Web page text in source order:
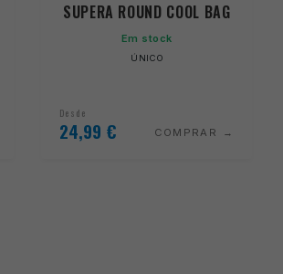
SUPERA ROUND COOL BAG
Em stock
ÚNICO
Desde
24,99 € COMPRAR